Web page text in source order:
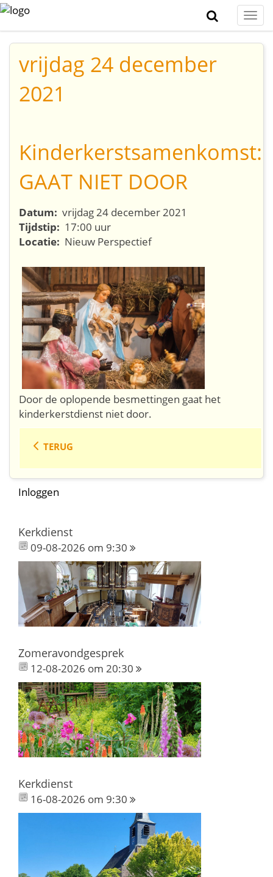
vrijdag 24 december
2021
Kinderkerstsamenkomst:
GAAT NIET DOOR
Datum: vrijdag 24 december 2021
Tijdstip: 17:00 uur
Locatie: Nieuw Perspectief
Door de oplopende besmettingen gaat het
kinderkerstdienst niet door.
TERUG
Inloggen
Kerkdienst
09-08-2026 om 9:30
Zomeravondgesprek
12-08-2026 om 20:30
Kerkdienst
16-08-2026 om 9:30